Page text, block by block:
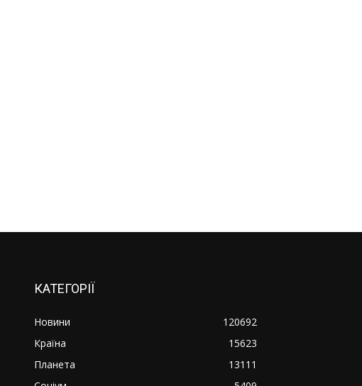
КАТЕГОРІЇ
Новини
120692
Країна
15623
Планета
13111